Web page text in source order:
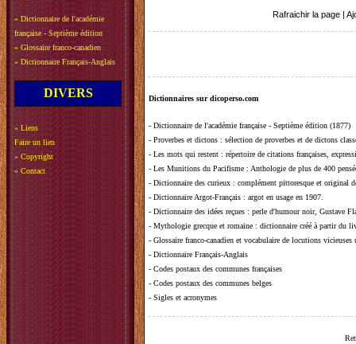
» Dictionnaire de l'académie
française - Septième édition
» Glossaire franco-canadien
» Dictionnaire Français-Anglais
DIVERS
» Liens
Faire un lien
» Copyright
» Contact
Rafraichir la page
Dictionnaires sur dicoperso.com
- Dictionnaire de l'académie française - Septième édition (1877)
- Proverbes et dictons : sélection de proverbes et de dictons
- Les mots qui restent : répertoire de citations françaises,
- Les Munitions du Pacifisme : Anthologie de plus de 400
- Dictionnaire des curieux : complément pittoresque et original
- Dictionnaire Argot-Français : argot en usage en 1907.
- Dictionnaire des idées reçues : perle d'humour noir, Gustave
- Mythologie grecque et romaine : dictionnaire créé à partir du
- Glossaire franco-canadien et vocabulaire de locutions vicieuses
- Dictionnaire Français-Anglais
- Codes postaux des communes françaises
- Codes postaux des communes belges
- Sigles et acronymes